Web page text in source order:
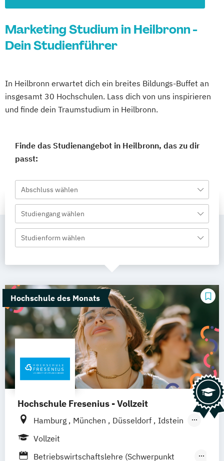
Marketing Studium in Heilbronn -
Dein Studienführer
In Heilbronn erwartet dich ein breites Bildungs-Buffet an
insgesamt 30 Hochschulen. Lass dich von uns inspirieren
und finde dein Traumstudium in Heilbronn.
Finde das Studienangebot in Heilbronn, das zu dir
passt:
Abschluss wählen
Studiengang wählen
Studienform wählen
Hochschule des Monats
Hochschule Fresenius - Vollzeit
Hamburg München Düsseldorf
Idstein
Berlin
Vollzeit
Betriebswirtschaftslehre (Schwerpunkt